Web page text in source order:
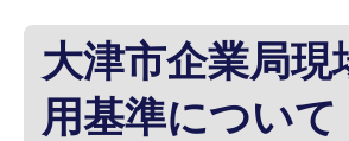
大津市企業局
用基準について